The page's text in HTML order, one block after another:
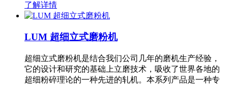
了解详情
LUM 超细立式磨粉机
超细立式磨粉机是结合我们公司几年的磨机生产经验，
它的设计和研究的基础上立磨技术，吸收了世界各地的
超细粉碎理论的一种先进的轧机。本系列产品是一种专